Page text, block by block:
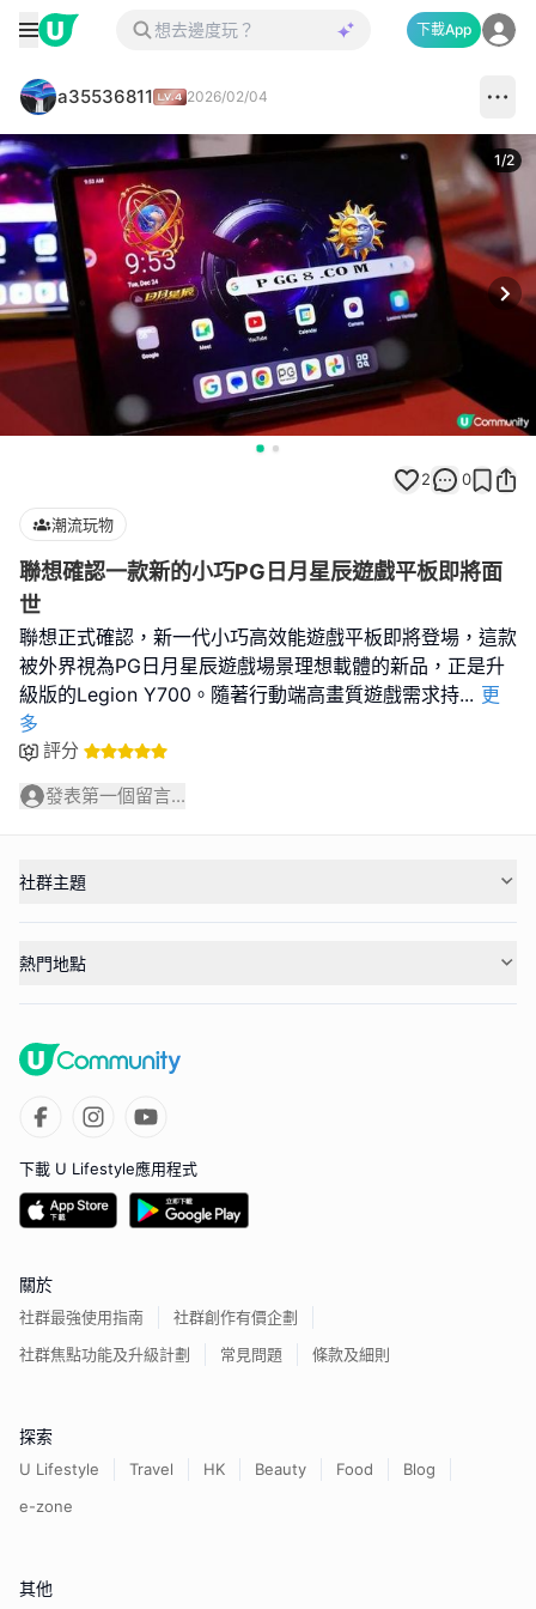
下載App
a35536811 2026/02/04
1/2
2 0
潮流玩物
聯想確認一款新的小巧PG日月星辰遊戲平板即將面
世
聯想正式確認，新一代小巧高效能遊戲平板即將登場，這款
被外界視為PG日月星辰遊戲場景理想載體的新品，正是升
級版的Legion Y700。隨著行動端高畫質遊戲需求持... 更
多
評分
發表第一個留言...
社群主題
熱門地點
下載 U Lifestyle應用程式
關於
社群最強使用指南
社群創作有價企劃
社群焦點功能及升級計劃
常見問題 條款及細則
探索
U Lifestyle Travel HK Beauty Food
Blog
e-zone
其他